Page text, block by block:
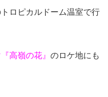
ロピカルドーム温室で行
高嶺の花』 のロケ地にも